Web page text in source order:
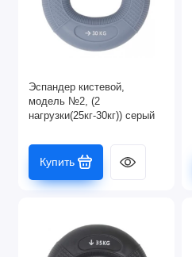
Эспандер кистевой,
модель №2, (2
нагрузки(25кг-30кг)) серый
Купить